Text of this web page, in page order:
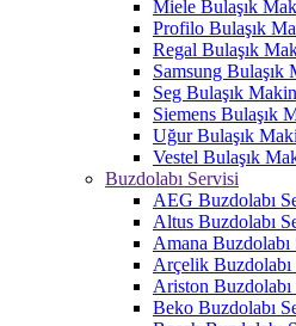
Miele Bulaşık
Profilo Bulaşık
Regal Bulaşık
Samsung Bulaşık
Seg Bulaşık
Siemens Bulaşık
Uğur Bulaşık
Vestel Bulaşık
Buzdolabı Servisi
AEG Buzdolabı
Altus Buzdolabı
Amana Buzdolabı
Arçelik Buzdolabı
Ariston Buzdolabı
Beko Buzdolabı